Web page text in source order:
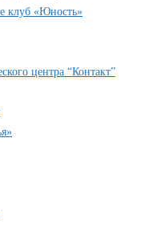
клуб «Юность»
центра “Контакт”